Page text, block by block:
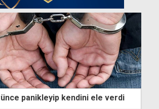
panikleyip kendini ele verdi